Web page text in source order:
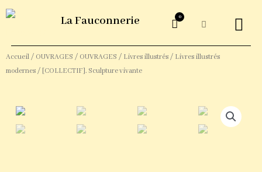
La Fauconnerie 0
Accueil / OUVRAGES / OUVRAGES / Livres illustrés / Livres illustrés
modernes / [COLLECTIF]. Sculpture vivante